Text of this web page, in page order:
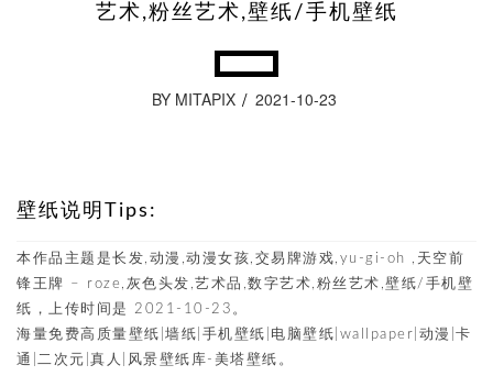
艺术,粉丝艺术,壁纸/手机壁纸
BY MITAPIX 2021-10-23
壁纸说明Tips:
本作品主题是长发,动漫,动漫女孩,交易牌游戏,yu-gi-oh ,天空前
锋王牌 – roze,灰色头发,艺术品,数字艺术,粉丝艺术,壁纸/手机壁
纸，上传时间是 2021-10-23。
海量免费高质量壁纸|墙纸|手机壁纸|电脑壁纸|wallpaper|动漫|卡
通|二次元|真人|风景壁纸库-美塔壁纸。